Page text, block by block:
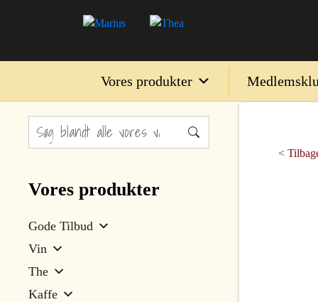
Vores produkter
Vores produkter
Gode Tilbud
Vin
The
Kaffe
<